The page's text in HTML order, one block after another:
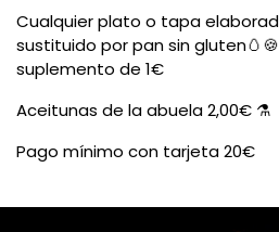
Cualquier plato o tapa
sustituido por pan sin
suplemento de 1€
Aceitunas de la abuela 2,00€ ⚗️
Pago mínimo con tarjeta 20€